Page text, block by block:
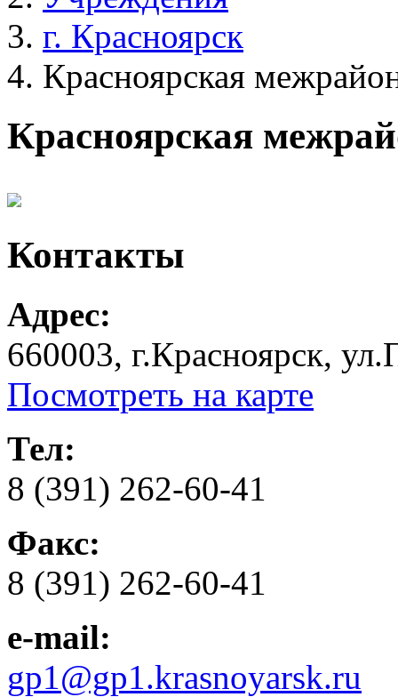
г. Красноярск
Красноярская
Красноярская
Контакты
Адрес:
660003, г.Красноярск,
Посмотреть на карте
Тел:
8 (391) 262-60-41
Факс:
8 (391) 262-60-41
e-mail:
gp1@gp1.krasnoyarsk.ru